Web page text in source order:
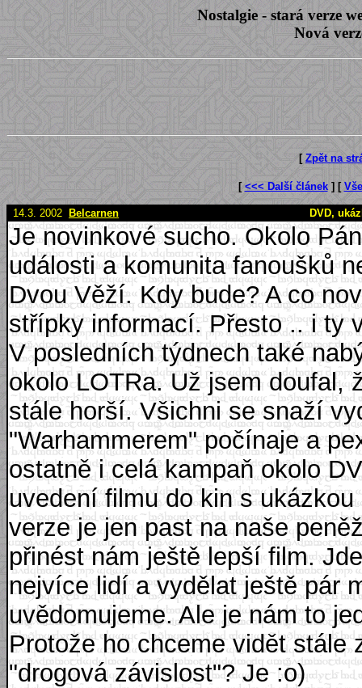
Nostalgie - stará verze
Nová
[ Zpět na
[ <<< Další článek] [
14.3. 2002 Belcarnen DVD,
Je novinkové sucho. Okolo
události a komunita fanoušků
Dvou Věží. Kdy bude? A co
střípky informací. Přesto .. i ty
V posledních týdnech také
okolo LOTRa. Už jsem doufal,
stále horší. Všichni se snaží
"Warhammerem" počínaje a
ostatně i celá kampaň okolo
uvedení filmu do kin s
verze je jen past na naše
přinést nám ještě lepší film.
nejvíce lidí a vydělat ještě pár
uvědomujeme. Ale je nám to
Protože ho chceme vidět stále
"drogová závislost"? Je :o)